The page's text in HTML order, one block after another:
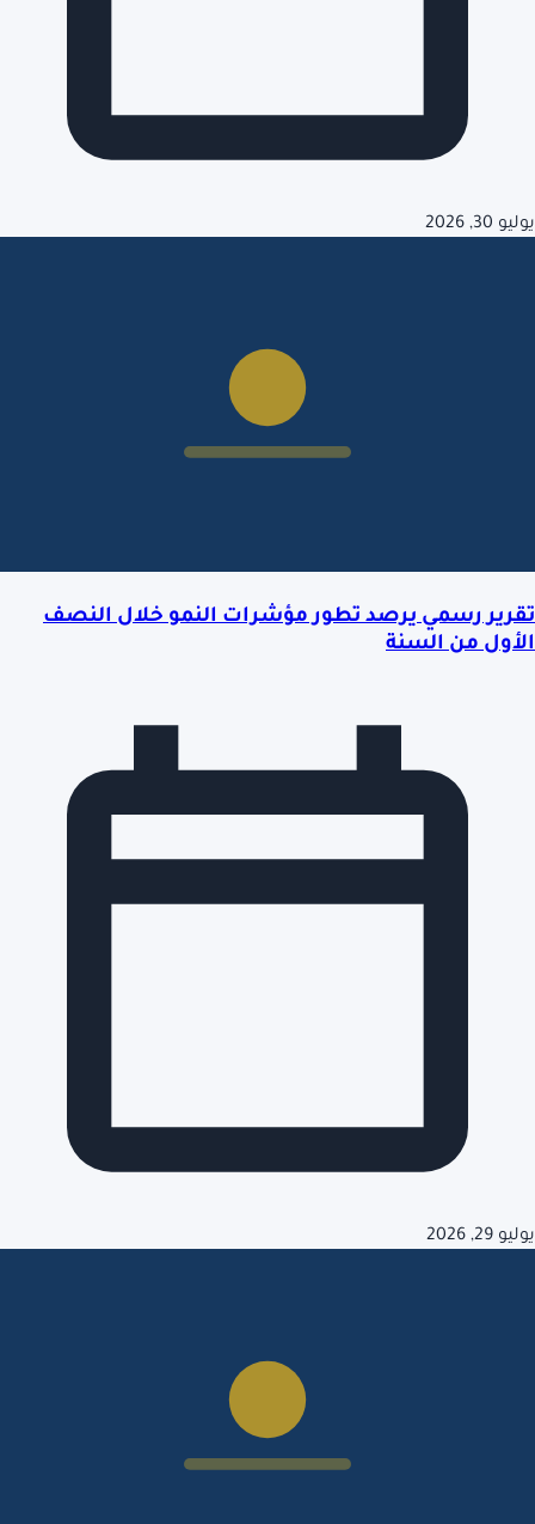
يوليو 30, 2026
تقرير رسمي يرصد تطور مؤشرات النمو خلال النصف
الأول من السنة
يوليو 29, 2026